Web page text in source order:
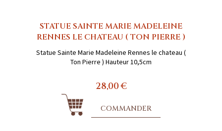
STATUE SAINTE MARIE MADELEINE
RENNES LE CHATEAU ( TON PIERRE )
Statue Sainte Marie Madeleine Rennes le chateau (
Ton Pierre ) Hauteur 10,5cm
28,00 €
COMMANDER